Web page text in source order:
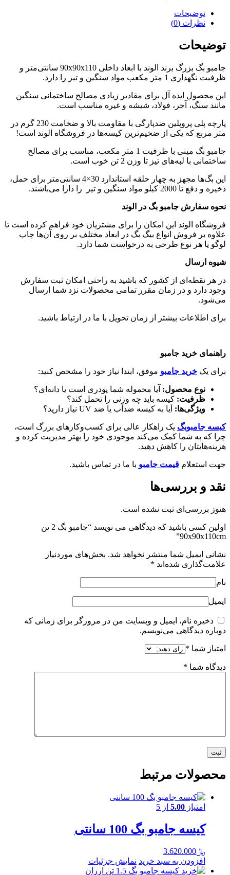
90x90x110cm
توضیحات
نظرات (0)
توضیحات
جامبو بگ بزرگ برند الوند با ابعاد داخلی 90x90x110 سانتی‌متر و
ظرفیت نگهداری 1 متر مکعب مواد سنگین و تیز را دارد.
این محصول ایده آل برای مقادیر زیادی مصالح ساختمانی سنگین
مانند سنگ، آجر، فولاد، شیشه و غیره مناسب است.
پارچه پلی پروپلین ضدپارگی با مقاومت بالا و ضخامت 230 گرم در
متر مربع که یکی از ضخیم‌ترین کیسه‌ها در فروشگاه الوند است!
جامبو بگ مینی با ظرفیت 1 متر مکعب، مناسب برای مصالح
ساختمانی با لبه‌های تیز تا وزن 2 تن خوب است.
این بگ‌ها مجهز به چهار حلقه استاندارد 30×4 سانتی‌متر برای حمل،
ذخیره و دفع تا 2000 کیلو مواد سنگین و تیز را دارا می‌باشند.
نحوه سفارش جامبو بگ در الوند
فروشگاه الوند این امکان را برای مشتریان خود فراهم کرده است تا
علاوه بر فروش انواع بیگ بگ در ابعاد مختلف بر روی آن‌ها چاپ
لوگو یا هر نوع طرحی به درخواست شما دارد.
شیوه ارسال
در هر نقطه‌ای از کشور که باشید به راحتی امکان ثبت سفارش
وجود دارد و در زمان مقرر تمامی محصولات نزد شما ارسال
می‌شود.
برای اطلاعات بیشتر از زمان تحویل با ما در ارتباط باشید.
راهنمای خرید جامبو
برای یک خرید جامبو موفق، ابتدا نیاز خود را مشخص کنید:
نوع محصول: آیا محموله شما پودری است یا دانه‌ای؟
ظرفیت: کیسه باید چه وزنی را تحمل کند؟
ویژگی‌ها: آیا به کیسه ضدآب یا ضد UV نیاز دارید؟
کیسه جامبوبگ یک راهکار عالی برای کسب‌وکارهای بزرگ است،
چرا که به شما کمک می‌کند موجودی خود را بهتر مدیریت کرده و
هزینه‌هایتان را کاهش دهید.
جهت استعلام قیمت جامبو با ما در تماس باشید.
نقد و بررسی‌ها
هنوز بررسی‌ای ثبت نشده است.
اولین کسی باشید که دیدگاهی می نویسد “جامبو بگ 2 تن
90x90x110cm”
نشانی ایمیل شما منتشر نخواهد شد. بخش‌های موردنیاز
علامت‌گذاری شده‌اند *
نام
ایمیل
ذخیره نام، ایمیل و وبسایت من در مرورگر برای زمانی که
دوباره دیدگاهی می‌نویسم.
امتیاز شما *
دیدگاه شما *
محصولات مرتبط
امتیاز 5.00 از 5
کیسه جامبو بگ 100 سانتی
﷼3.620.000
افزودن به سبد خرید نمایش جزئیات